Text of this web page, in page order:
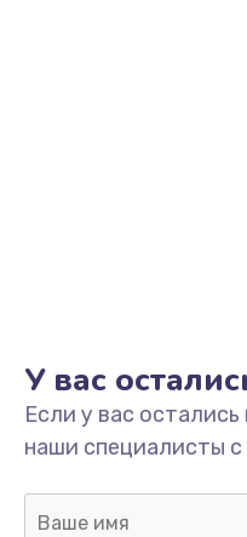
У вас
Если у вас
наши специалисты